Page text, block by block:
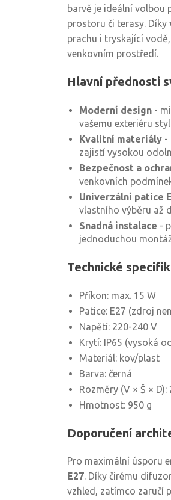
barvě je ideální volbou
prostoru či terasy. Díky
prachu i tryskající
venkovním prostředí.
Hlavní přednosti
Moderní design -
vašemu exteriéru
Kvalitní materiály -
zajistí vysokou
Bezpečnost a
venkovních
Univerzální patice
vlastního výběru až
Snadná instalace -
jednoduchou
Technické
Příkon: max. 15 W
Patice: E27 (zdroj
Napětí: 220-240 V
Krytí: IP65 (vysoká
Materiál: kov/plast
Barva: černá
Rozměry (V × Š ×
Hmotnost: 950 g
Doporučení
Pro maximální úsporu
E27. Díky čirému
vzhled, zatímco zaručí